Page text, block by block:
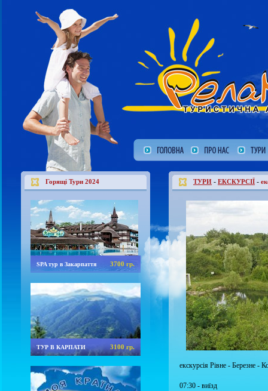
Горящі Тури 2024
SPA тур в Закарпаття 3700 гр.
ТУР В КАРПАТИ 3100 гр.
ТУРИ - ЕКСКУРСІЇ -
екскурсія Рівне - Березне -
07:30 - виїзд